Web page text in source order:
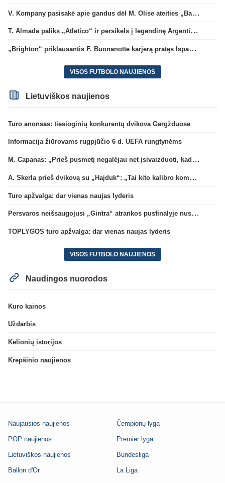
V. Kompany pasisakė apie gandus dėl M. Olise ateities „Bayern“ gretose
T. Almada paliks „Atletico“ ir persikels į legendinę Argentinos ekipą
„Brighton“ priklausantis F. Buonanotte karjerą pratęs Ispanijoje
VISOS FUTBOLO NAUJIENOS
Lietuviškos naujienos
Turo anonsas: tiesioginių konkurentų dvikova Gargžduose
Informacija žiūrovams rugpjūčio 6 d. UEFA rungtynėms
M. Capanas: „Prieš pusmetį negalėjau net įsivaizduoti, kad žaisime prieš „Hajduk“
A. Skerla prieš dvikovą su „Hajduk“: „Tai kito kalibro komanda“
Turo apžvalga: dar vienas naujas lyderis
Persvaros neišsaugojusi „Gintra“ atrankos pusfinalyje nusileido Škotijos čempionėms
TOPLYGOS turo apžvalga: dar vienas naujas lyderis
VISOS FUTBOLO NAUJIENOS
Naudingos nuorodos
Kuro kainos
Uždarbis
Kelionių istorijos
Krepšinio naujienos
Naujausios naujienos
POP naujienos
Lietuviškos naujienos
Ballon d'Or
Čempionų lyga
Premier lyga
Bundesliga
La Liga